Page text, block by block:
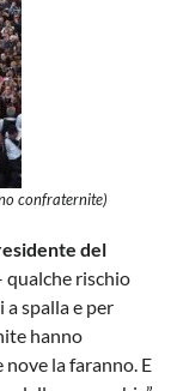
confraternite)
del
qualche rischio
spalla e per
hanno
la faranno. E